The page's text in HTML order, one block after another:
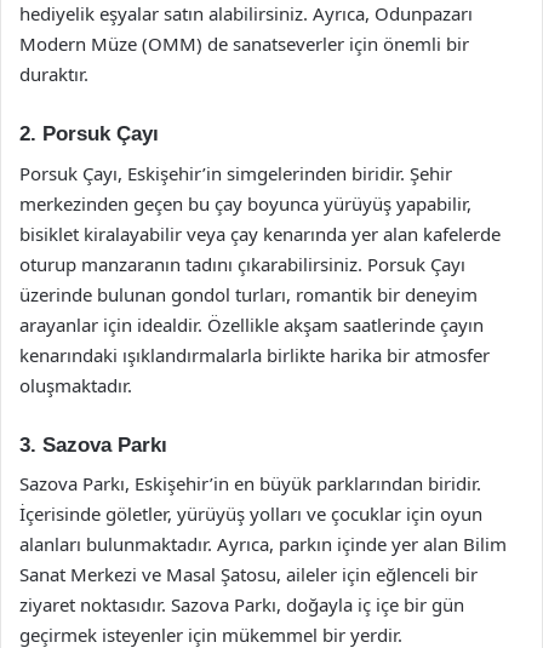
hediyelik eşyalar satın alabilirsiniz. Ayrıca, Odunpazarı
Modern Müze (OMM) de sanatseverler için önemli bir
duraktır.
2. Porsuk Çayı
Porsuk Çayı, Eskişehir’in simgelerinden biridir. Şehir
merkezinden geçen bu çay boyunca yürüyüş yapabilir,
bisiklet kiralayabilir veya çay kenarında yer alan kafelerde
oturup manzaranın tadını çıkarabilirsiniz. Porsuk Çayı
üzerinde bulunan gondol turları, romantik bir deneyim
arayanlar için idealdir. Özellikle akşam saatlerinde çayın
kenarındaki ışıklandırmalarla birlikte harika bir atmosfer
oluşmaktadır.
3. Sazova Parkı
Sazova Parkı, Eskişehir’in en büyük parklarından biridir.
İçerisinde göletler, yürüyüş yolları ve çocuklar için oyun
alanları bulunmaktadır. Ayrıca, parkın içinde yer alan Bilim
Sanat Merkezi ve Masal Şatosu, aileler için eğlenceli bir
ziyaret noktasıdır. Sazova Parkı, doğayla iç içe bir gün
geçirmek isteyenler için mükemmel bir yerdir.